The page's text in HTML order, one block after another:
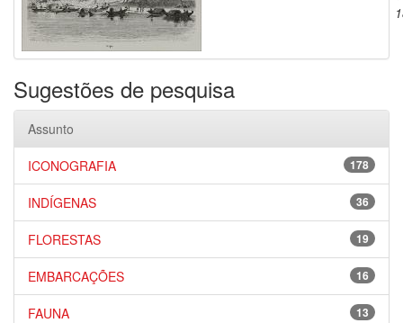
Sugestões de pesquisa
Assunto
178
ICONOGRAFIA
36
INDÍGENAS
19
FLORESTAS
16
EMBARCAÇÕES
13
FAUNA